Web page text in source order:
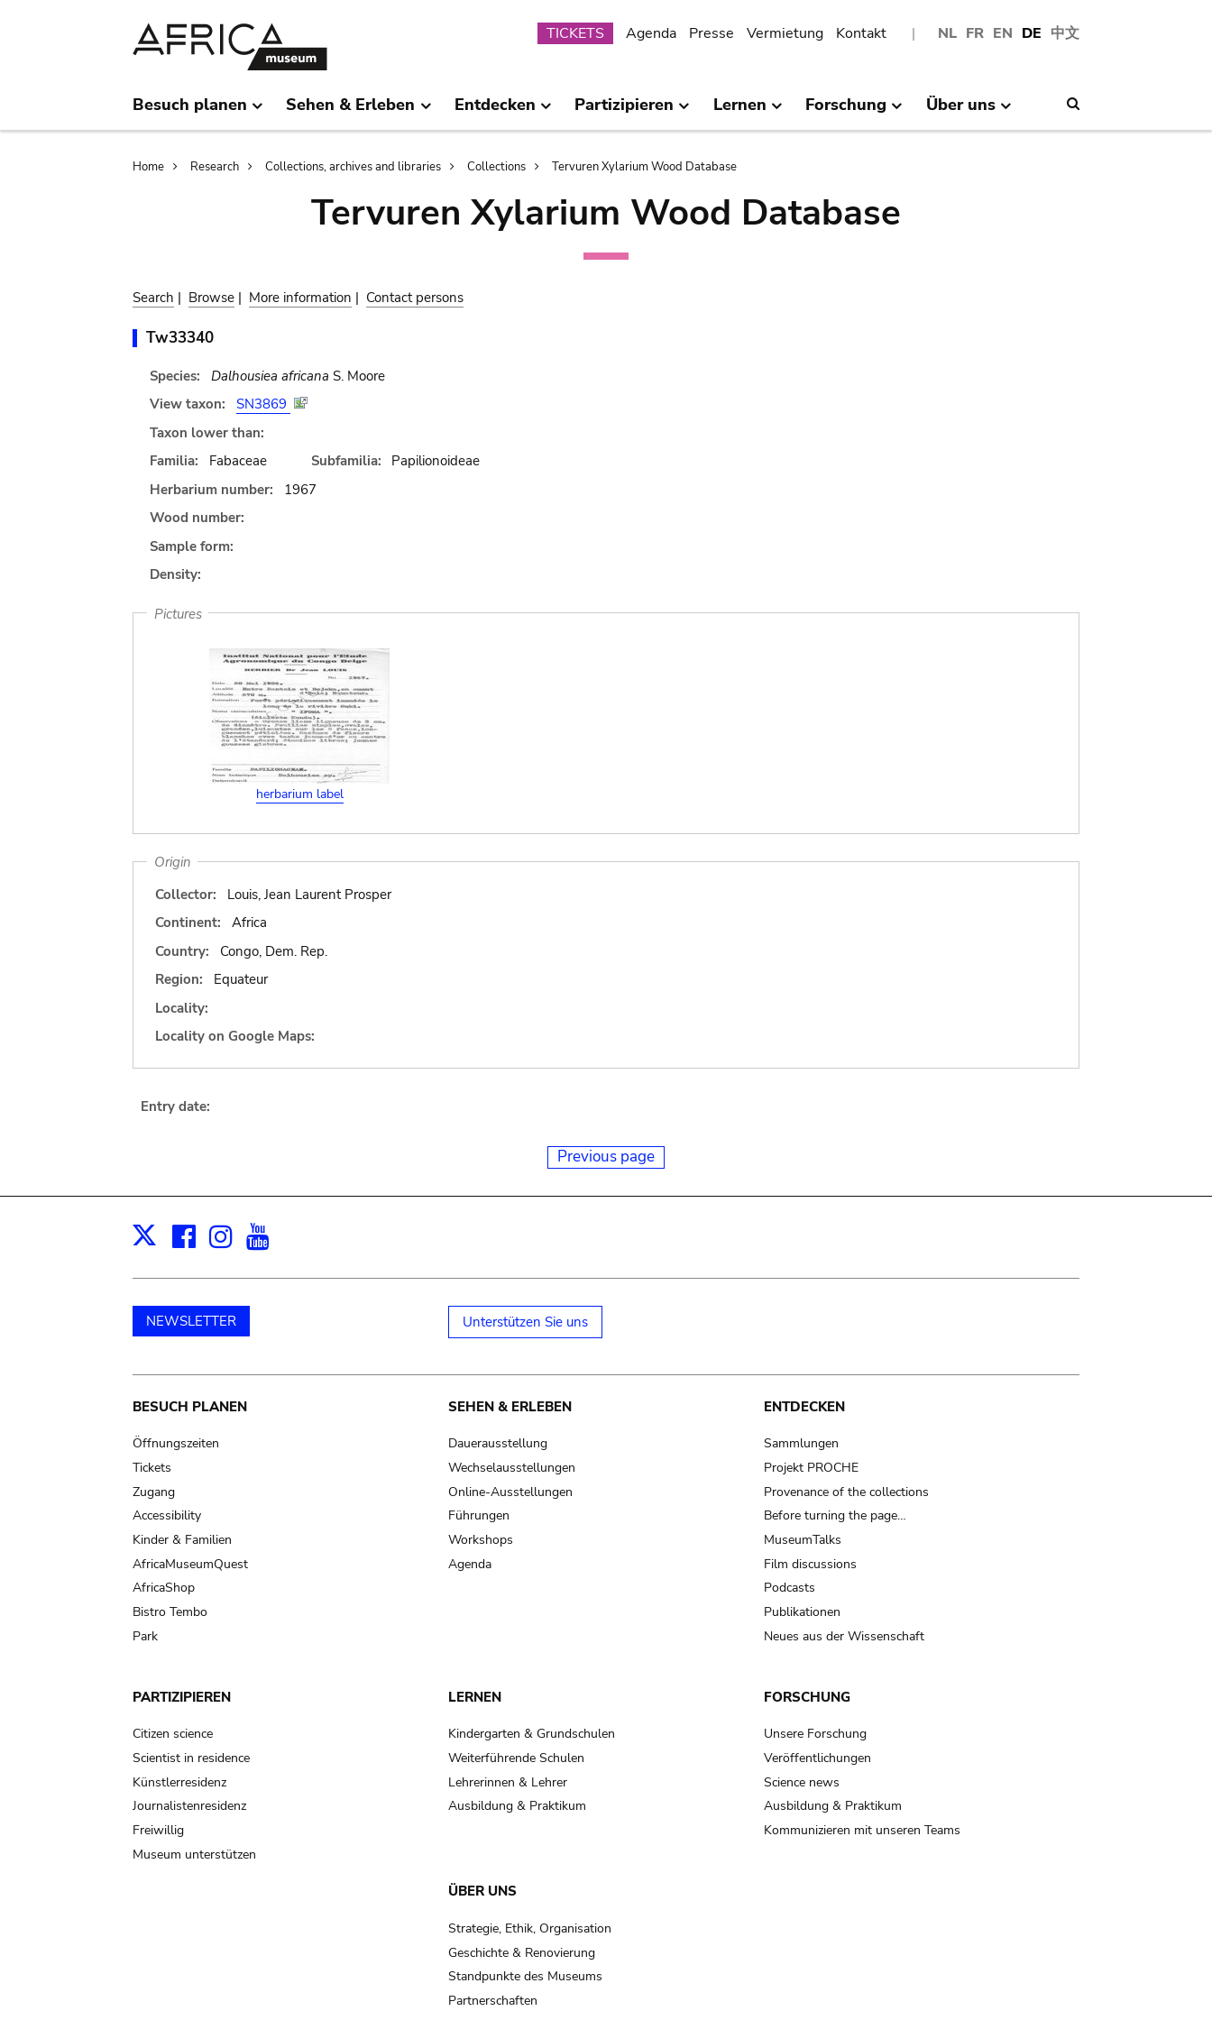
NL FR EN DE 中文
Submenu
TICKETS Agenda Presse Vermietung Kontakt
Besuch planen Sehen & Erleben Entdecken Partizipieren Lernen Forschung Über uns
Breadcrumb
Home Research Collections, archives and libraries Collections Tervuren Xylarium Wood Database
Tervuren Xylarium Wood Database
Search | Browse | More information | Contact persons
Tw33340
Species: Dalhousiea africana S. Moore
View taxon:
SN3869
Taxon lower than:
Familia:
Fabaceae Subfamilia:
Papilionoideae
Herbarium number:
1967
Wood number:
Sample form:
Density:
Pictures
herbarium label
Origin
Collector:
Louis, Jean Laurent Prosper
Continent:
Africa
Country:
Congo, Dem. Rep.
Region:
Equateur
Locality:
Locality on Google Maps:
Entry date:
Previous page
X Facebook
Instagram
NEWSLETTER Unterstützen Sie uns
Main
navigation
BESUCH PLANEN
Öffnungszeiten
Tickets
Zugang
Accessibility
Kinder & Familien
AfricaMuseumQuest
AfricaShop
Bistro Tembo
Park
SEHEN & ERLEBEN
Dauerausstellung
Wechselausstellungen
Online-Ausstellungen
Führungen
Workshops
Agenda
ENTDECKEN
Sammlungen
Projekt PROCHE
Provenance of the collections
Before turning the page…
MuseumTalks
Film discussions
Podcasts
Publikationen
Neues aus der Wissenschaft
PARTIZIPIEREN
Citizen science
Scientist in residence
Künstlerresidenz
Journalistenresidenz
Freiwillig
Museum unterstützen
LERNEN
Kindergarten & Grundschulen
Weiterführende Schulen
Lehrerinnen & Lehrer
Ausbildung & Praktikum
FORSCHUNG
Unsere Forschung
Veröffentlichungen
Science news
Ausbildung & Praktikum
Kommunizieren mit unseren Teams
ÜBER UNS
Strategie, Ethik, Organisation
Geschichte & Renovierung
Standpunkte des Museums
Partnerschaften